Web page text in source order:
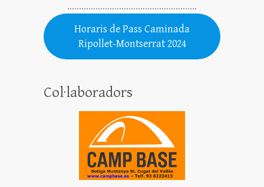
.......................................................
Horaris de Pass Caminada
Ripollet-Montserrat 2024
Col·laboradors